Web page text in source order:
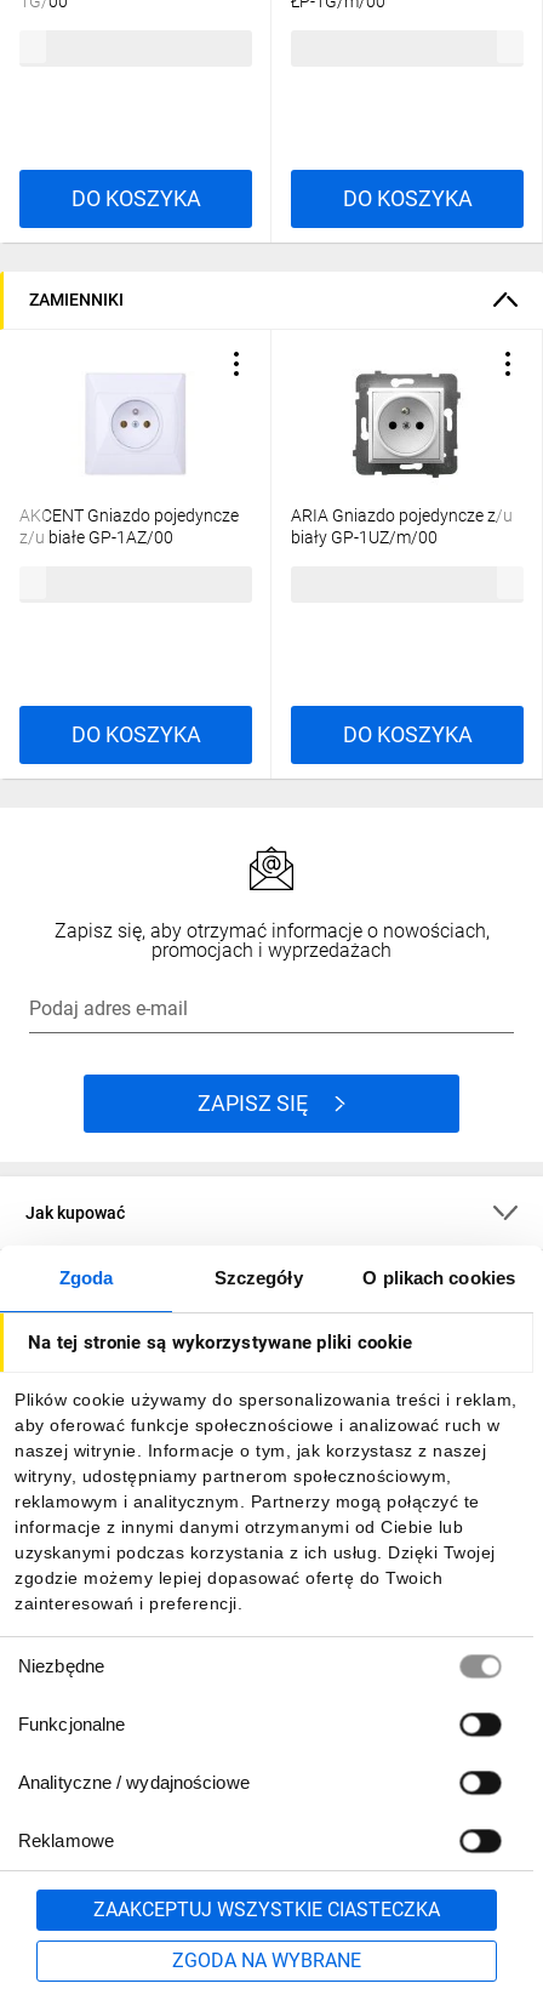
Zgoda Szczegóły O plikach cookies
Na tej stronie są wykorzystywane pliki cookie
Plików cookie używamy do spersonalizowania treści i reklam,
aby oferować funkcje społecznościowe i analizować ruch w
naszej witrynie. Informacje o tym, jak korzystasz z naszej
witryny, udostępniamy partnerom społecznościowym,
reklamowym i analitycznym. Partnerzy mogą połączyć te
informacje z innymi danymi otrzymanymi od Ciebie lub
uzyskanymi podczas korzystania z ich usług. Dzięki Twojej
zgodzie możemy lepiej dopasować ofertę do Twoich
zainteresowań i preferencji.
zgody
Niezbędne
Funkcjonalne
Analityczne / wydajnościowe
Reklamowe
ZAAKCEPTUJ WSZYSTKIE CIASTECZKA
ZGODA NA WYBRANE
DO KOSZYKA DO KOSZYKA
ZAMIENNIKI
AKCENT Gniazdo pojedyncze
z/u białe GP-1AZ/00
DO KOSZYKA
ARIA Gniazdo pojedyncze z/u
biały GP-1UZ/m/00
DO KOSZYKA
Zapisz się, aby otrzymać informacje o nowościach,
promocjach i wyprzedażach
Podaj adres e-mail
ZAPISZ SIĘ
Jak kupować
O firmie
Informacje
Pobierz naszą aplikację mobilną:
801 500 700 lub
71 37 61 600
Formularz kontaktowy